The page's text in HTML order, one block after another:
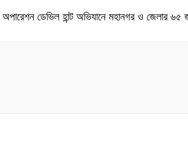
অপারেশন ডেভিল হান্ট অভিযানে মহানগর ও